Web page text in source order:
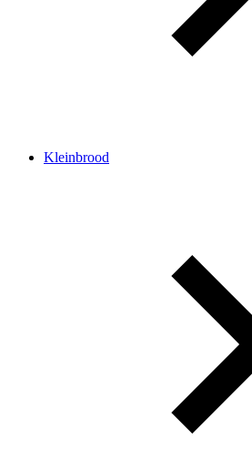
Kleinbrood